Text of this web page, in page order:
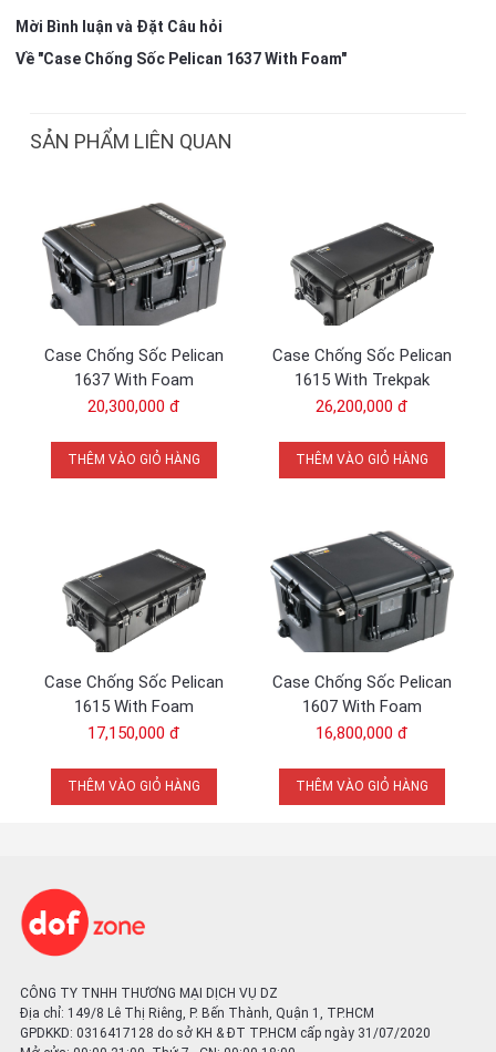
Mời Bình luận và Đặt Câu hỏi
Về "Case Chống Sốc Pelican 1637 With Foam"
SẢN PHẨM LIÊN QUAN
Case Chống Sốc Pelican
1637 With Foam
20,300,000 đ
THÊM VÀO GIỎ HÀNG
Case Chống Sốc Pelican
1615 With Trekpak
26,200,000 đ
THÊM VÀO GIỎ HÀNG
Case Chống Sốc Pelican
1615 With Foam
17,150,000 đ
THÊM VÀO GIỎ HÀNG
Case Chống Sốc Pelican
1607 With Foam
16,800,000 đ
THÊM VÀO GIỎ HÀNG
CÔNG TY TNHH THƯƠNG MẠI DỊCH VỤ DZ
Địa chỉ: 149/8 Lê Thị Riêng, P. Bến Thành, Quận 1, TP.HCM
GPDKKD: 0316417128 do sở KH & ĐT TP.HCM cấp ngày 31/07/2020